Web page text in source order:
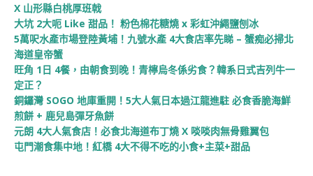
X 山形縣白桃厚班戟
大坑 2大呃 Like 甜品！ 粉色棉花糖燒 x 彩虹沖繩鹽刨冰
5萬呎水產市場登陸黃埔！九號水產 4大食店率先睇 – 蟹痴必掃北
海道皇帝蟹
旺角 1日 4餐，由朝食到晚！青檸烏冬係劣食？韓系日式吉列牛一
定正？
銅鑼灣 SOGO 地庫重開！5大人氣日本過江龍進駐 必食香脆海鮮
煎餅 + 鹿兒島彈牙魚餅
元朗 4大人氣食店！必食北海道布丁燒 X 啖啖肉無骨雞翼包
屯門潮食集中地！紅橋 4大不得不吃的小食+主菜+甜品